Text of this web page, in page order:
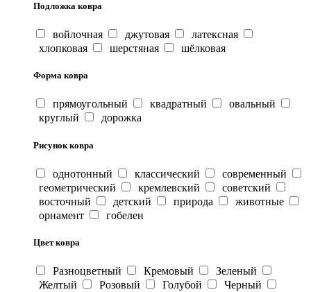
Подложка ковра
войлочная джутовая
латексная
хлопковая
шерстяная шёлковая
Форма ковра
прямоугольный квадратный
овальный
круглый
дорожка
Рисунок ковра
однотонный классический
современный
геометрический
кремлевский
советский
восточный
детский природа
животные
орнамент
гобелен
Цвет ковра
Разноцветный Кремовый
Зеленый
Желтый
Розовый Голубой
Черный